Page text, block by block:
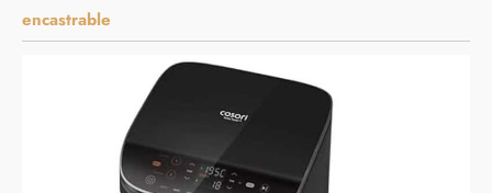
encastrable